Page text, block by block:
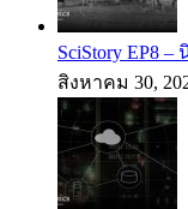
SciStory EP8
สิงหาคม 30,